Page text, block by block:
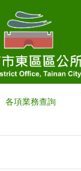
各項業務查詢